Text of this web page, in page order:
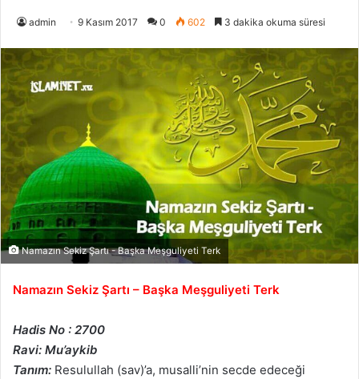
admin 9 Kasım 2017 0 602 3 dakika okuma süresi
Namazın Sekiz Şartı - Başka Meşguliyeti Terk
Namazın Sekiz Şartı – Başka Meşguliyeti Terk
Hadis No : 2700
Ravi: Mu’aykib
Tanım: Resulullah (sav)’a, musalli’nin secde edeceği